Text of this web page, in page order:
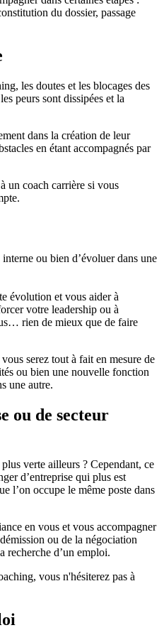
du dossier, passage
les doutes et les blocages des
peurs sont dissipées et la
dans la création de leur
en étant accompagnés par
un coach carrière si vous
ou bien d’évoluer dans une
évolution et vous aider à
votre leadership ou à
rien de mieux que de faire
serez tout à fait en mesure de
ou bien une nouvelle fonction
une autre.
ou de secteur
verte ailleurs ? Cependant, ce
d’entreprise qui plus est
l’on occupe le même poste dans
en vous et vous accompagner
ou de la négociation
recherche d’un emploi.
vous n'hésiterez pas à